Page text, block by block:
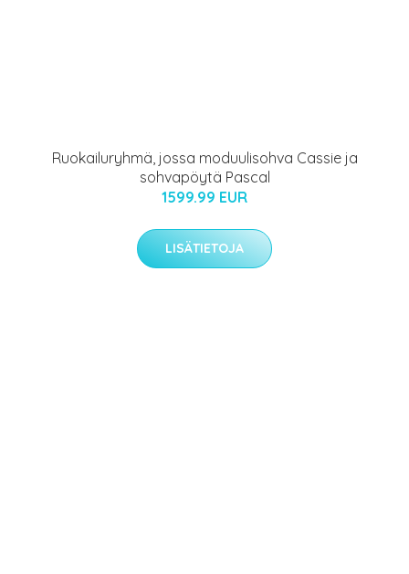
Ruokailuryhmä, jossa moduulisohva Cassie ja
sohvapöytä Pascal
1599.99 EUR
LISÄTIETOJA